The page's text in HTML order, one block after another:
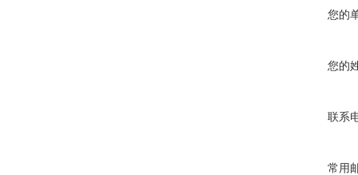
您的
您的
联系
常用